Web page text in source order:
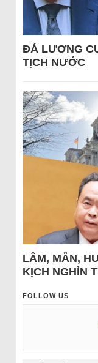
ĐÁ LƯƠNG
TỊCH NƯỚC
LÂM, MẪN,
KỊCH NGHÌN
FOLLOW US